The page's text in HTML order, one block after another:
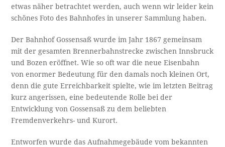
etwas näher betrachtet werden, auch wenn wir leider kein
schönes Foto des Bahnhofes in unserer Sammlung haben.
Der Bahnhof Gossensaß wurde im Jahr 1867 gemeinsam
mit der gesamten Brennerbahnstrecke zwischen Innsbruck
und Bozen eröffnet. Wie so oft war die neue Eisenbahn
von enormer Bedeutung für den damals noch kleinen Ort,
denn die gute Erreichbarkeit spielte, wie im letzten Beitrag
kurz angerissen, eine bedeutende Rolle bei der
Entwicklung von Gossensaß zu dem beliebten
Fremdenverkehrs- und Kurort.
Entworfen wurde das Aufnahmegebäude vom bekannten